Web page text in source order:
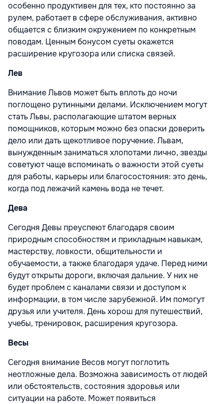
особенно продуктивен для тех, кто постоянно за
рулем, работает в сфере обслуживания, активно
общается с близким окружением по конкретным
поводам. Ценным бонусом суеты окажется
расширение кругозора или списка связей.
Лев
Внимание Львов может быть вплоть до ночи
поглощено рутинными делами. Исключением могут
стать Львы, располагающие штатом верных
помощников, которым можно без опаски доверить
дело или дать щекотливое поручение. Львам,
вынужденным заниматься хлопотами лично, звезды
советуют чаще вспоминать о важности этой суеты
для работы, карьеры или благосостояния: это день,
когда под лежачий камень вода не течет.
Дева
Сегодня Девы преуспеют благодаря своим
природным способностям и прикладным навыкам,
мастерству, ловкости, общительности и
обучаемости, а также благодаря удаче. Перед ними
будут открыты дороги, включая дальние. У них не
будет проблем с каналами связи и доступом к
информации, в том числе зарубежной. Им помогут
друзья или учителя. День хорош для путешествий,
учебы, тренировок, расширения кругозора.
Весы
Сегодня внимание Весов могут поглотить
неотложные дела. Возможна зависимость от людей
или обстоятельств, состояния здоровья или
ситуации на работе. Может появиться